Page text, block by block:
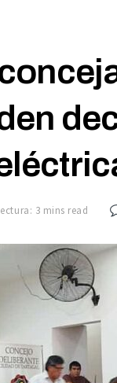
3 mins read